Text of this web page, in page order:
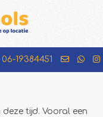
06-19384451
tijd. Vooral een